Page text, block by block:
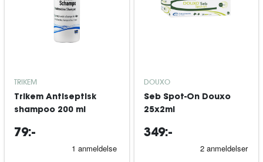
TRIKEM
Trikem Antiseptisk
shampoo 200 ml
79:-
DOUXO
Seb Spot-On Douxo
25x2ml
349:-